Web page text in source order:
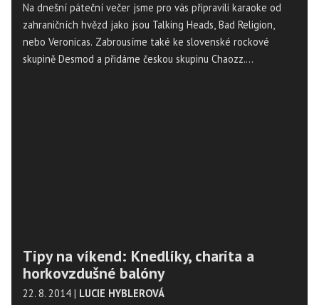
Na dnešní páteční večer jsme pro vás připravili karaoke od
zahraničních hvězd jako jsou Talking Heads, Bad Religion,
nebo Veronicas. Zabrousíme také ke slovenské rockové
skupině Desmod a přidáme českou skupinu Chaozz.
Tipy na víkend: Knedlíky, charita a
horkovzdušné balóny
22. 8. 2014 | LUCIE HYBLEROVÁ